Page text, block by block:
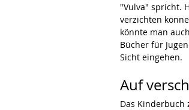
"Vulva" spricht.
verzichten
könnte man
Bücher für
Sicht eingehen.
Auf
Das Kinderbuch